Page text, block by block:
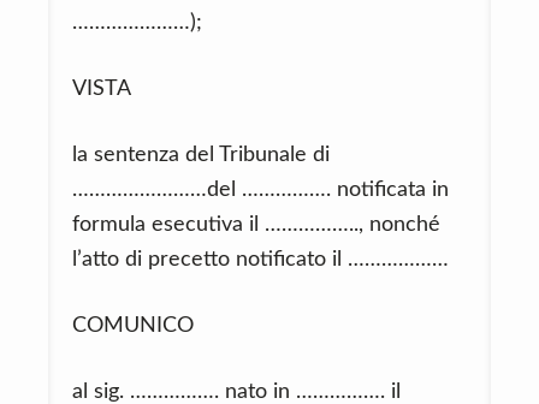
…………………);
VISTA
la sentenza del Tribunale di
……………………del ……………. notificata in
formula esecutiva il …………….., nonché
l’atto di precetto notificato il ………………
COMUNICO
al sig. ……………. nato in ……………. il